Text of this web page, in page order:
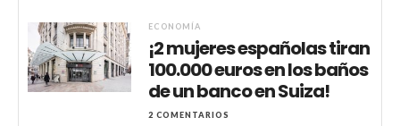
ECONOMÍA
¡2 mujeres españolas tiran
100.000 euros en los baños
de un banco en Suiza!
2 COMENTARIOS